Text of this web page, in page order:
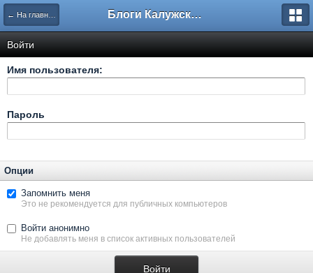
← На главную Блоги Калужского перекрестка
Войти
Имя пользователя:
Пароль
Опции
Запомнить меня
Это не рекомендуется для публичных компьютеров
Войти анонимно
Не добавлять меня в список активных пользователей